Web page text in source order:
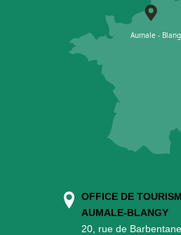
OFFICE DE
AUMALE-BLANGY
20, rue de